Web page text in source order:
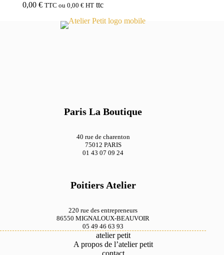
0,00 € TTC ou 0,00 €HT ttc
Paris La Boutique
40 rue de charenton
75012 PARIS
01 43 07 09 24
Poitiers Atelier
220 rue des entrepreneurs
86550 MIGNALOUX-BEAUVOIR
05 49 46 63 93
atelier petit
A propos de l’atelier petit